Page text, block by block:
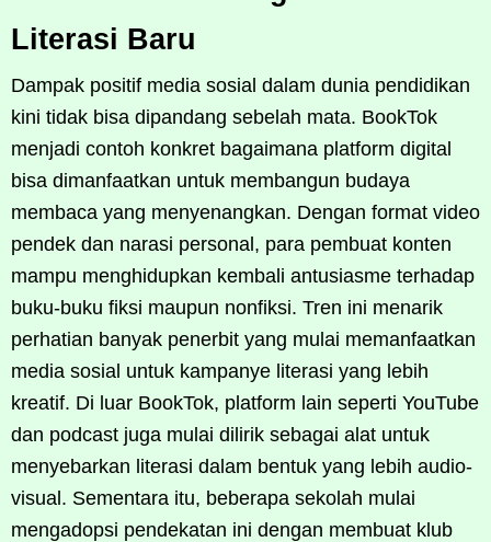
Literasi Baru
Dampak positif media sosial dalam dunia pendidikan
kini tidak bisa dipandang sebelah mata. BookTok
menjadi contoh konkret bagaimana platform digital
bisa dimanfaatkan untuk membangun budaya
membaca yang menyenangkan. Dengan format video
pendek dan narasi personal, para pembuat konten
mampu menghidupkan kembali antusiasme terhadap
buku-buku fiksi maupun nonfiksi. Tren ini menarik
perhatian banyak penerbit yang mulai memanfaatkan
media sosial untuk kampanye literasi yang lebih
kreatif. Di luar BookTok, platform lain seperti YouTube
dan podcast juga mulai dilirik sebagai alat untuk
menyebarkan literasi dalam bentuk yang lebih audio-
visual. Sementara itu, beberapa sekolah mulai
mengadopsi pendekatan ini dengan membuat klub